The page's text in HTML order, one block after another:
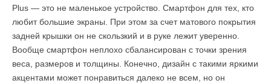
Plus — это не маленькое устройство. Смартфон для тех, кто
любит большие экраны. При этом за счет матового покрытия
задней крышки он не скользкий и в руке лежит уверенно.
Вообще смартфон неплохо сбалансирован с точки зрения
веса, размеров и толщины. Конечно, дизайн с такими яркими
акцентами может понравиться далеко не всем, но он